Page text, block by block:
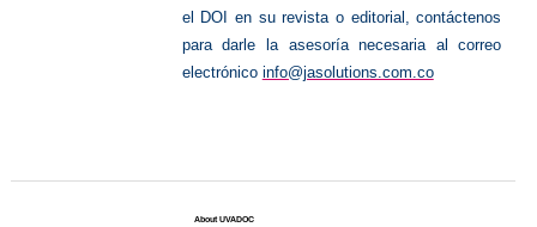
el DOI en su revista o editorial, contáctenos
para darle la asesoría necesaria al correo
electrónico info@jasolutions.com.co
About UVADOC